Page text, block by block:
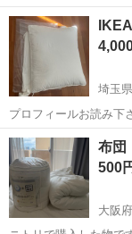
長野 長野市
埼玉
プロフィールお読み下
素人が保管しているも
い方はご購入をご遠慮く
購入しましたが間違え
埼玉 草加市 獨
布団
500
大阪